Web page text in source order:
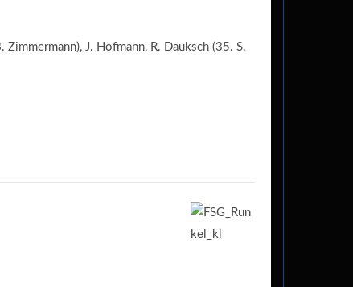
J. Hofmann, R. Dauksch (35. S.